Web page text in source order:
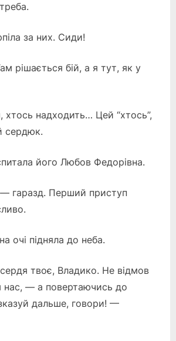
за них. Сиди!
рішається бій, а я тут, як у
надходить… Цей “хтось”,
сердюк.
його Любов Федорівна.
гаразд. Перший приступ
очі підняла до неба.
твоє, Владико. Не відмов
нас, — а повертаючись до
дальше, говори! —